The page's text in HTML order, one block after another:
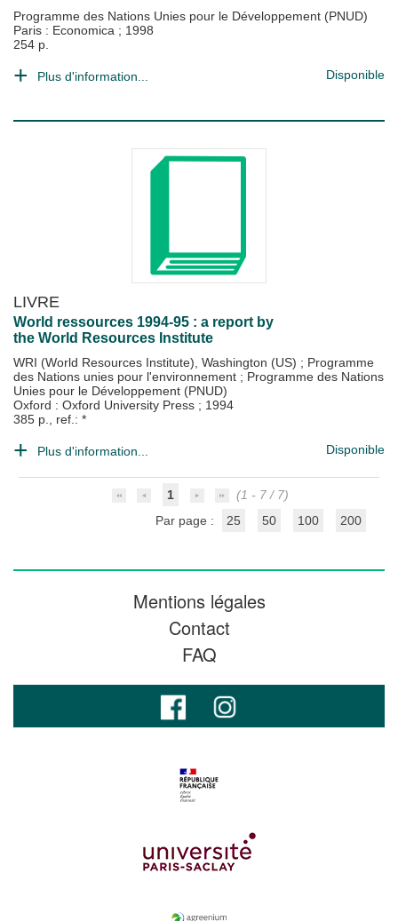
Programme des Nations Unies pour le Développement (PNUD)
Paris : Economica ; 1998
254 p.
Plus d'information... Disponible
LIVRE
World ressources 1994-95 : a report by
the World Resources Institute
WRI (World Resources Institute), Washington (US) ; Programme
des Nations unies pour l'environnement ; Programme des Nations
Unies pour le Développement (PNUD)
Oxford : Oxford University Press ; 1994
385 p., ref.: *
Plus d'information... Disponible
1
(1 - 7 / 7)
Par page :
25 50 100 200
Mentions légales
Contact
FAQ